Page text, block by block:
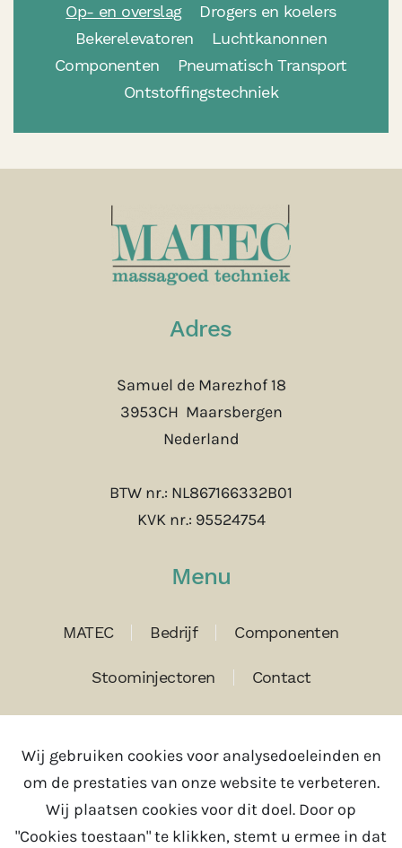
Op- en overslag
Drogers en koelers
Bekerelevatoren
Luchtkanonnen
Componenten
Pneumatisch Transport
Ontstoffingstechniek
Menu
MATEC Bedrijf Componenten
Stoominjectoren Contact
Adres
Samuel de Marezhof 18
3953CH Maarsbergen
Nederland
BTW nr.: NL867166332B01
KVK nr.: 95524754
Tel: +31(0)343 785630
Email:info@matec.nl
Wij gebruiken cookies voor analysedoeleinden en
om de prestaties van onze website te verbeteren.
Wij plaatsen cookies voor dit doel. Door op
"Cookies toestaan" te klikken, stemt u ermee in dat